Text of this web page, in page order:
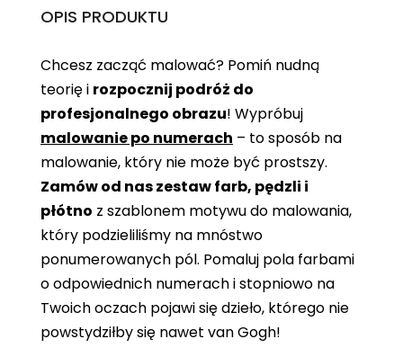
OPIS PRODUKTU
Chcesz zacząć malować? Pomiń nudną
teorię i rozpocznij podróż do
profesjonalnego obrazu! Wypróbuj
malowanie po numerach – to sposób na
malowanie, który nie może być prostszy.
Zamów od nas zestaw farb, pędzli i
płótno z szablonem motywu do malowania,
który podzieliliśmy na mnóstwo
ponumerowanych pól. Pomaluj pola farbami
o odpowiednich numerach i stopniowo na
Twoich oczach pojawi się dzieło, którego nie
powstydziłby się nawet van Gogh!